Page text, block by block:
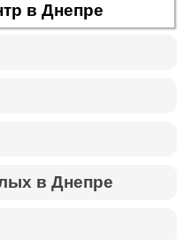
в Днепре
в Днепре